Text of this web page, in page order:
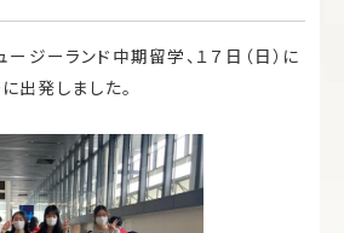
ージーランド中期留学、１７日（日）に
出発しました。